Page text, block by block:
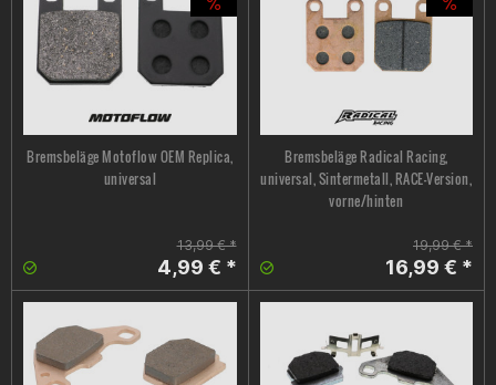
Bremsbeläge Motoflow OEM Replica,
universal
13,99 € *
4,99 € *
Bremsbeläge Radical Racing,
universal, Sintermetall, RACE-Version,
vorne/hinten
19,99 € *
16,99 € *